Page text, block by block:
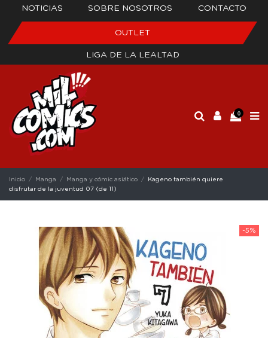
NOTICIAS SOBRE NOSOTROS CONTACTO
OUTLET
LIGA DE LA LEALTAD
0
Inicio Manga Manga y cómic asiático
Kageno también quiere
disfrutar de la juventud 07 (de 11)
-5%